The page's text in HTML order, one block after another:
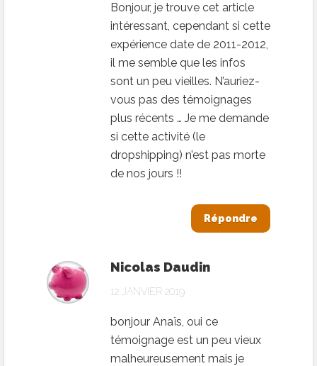
Bonjour, je trouve cet article
intéressant, cependant si cette
expérience date de 2011-2012,
il me semble que les infos
sont un peu vieilles. N’auriez-
vous pas des témoignages
plus récents … Je me demande
si cette activité (le
dropshipping) n’est pas morte
de nos jours !!
Répondre
Nicolas Daudin
12 JANVIER 2019
bonjour Anaïs, oui ce
témoignage est un peu vieux
malheureusement mais je